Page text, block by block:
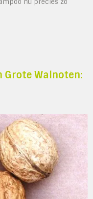
nu precies zo
Grote Walnoten: